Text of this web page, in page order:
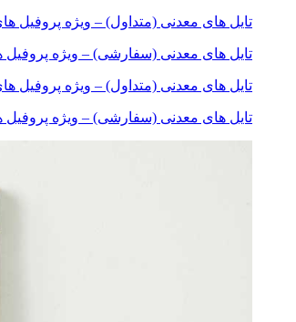
تایل های معدنی (متداول) – ویژه پروفیل
تایل های معدنی (سفارشی) – ویژه پروفیل
تایل های معدنی (متداول) – ویژه پروفیل های
تایل های معدنی (سفارشی) – ویژه پروفیل